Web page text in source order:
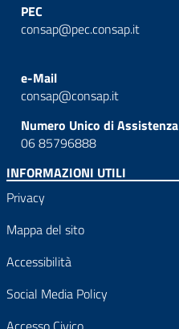
PEC
consap@pec.consap.it
e-Mail
consap@consap.it
Numero Unico di Assistenza
06 85796888
INFORMAZIONI UTILI
Privacy
Mappa del sito
Accessibilità
Social Media Policy